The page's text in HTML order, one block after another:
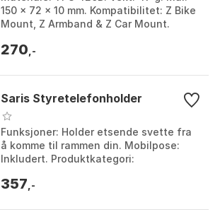
150 x 72 x 10 mm. Kompatibilitet: Z Bike
Mount, Z Armband & Z Car Mount.
270 ,-
Saris Styretelefonholder
Funksjoner: Holder etsende svette fra
å komme til rammen din. Mobilpose:
Inkludert. Produktkategori:
Størrelse: One Size.
357 ,-